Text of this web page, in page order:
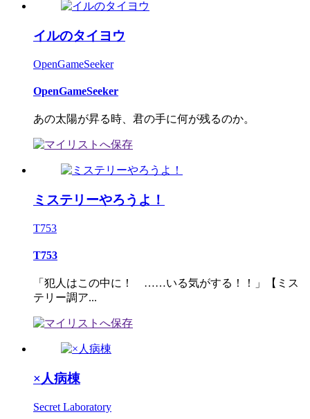
イルのタイヨウ
OpenGameSeeker
OpenGameSeeker
あの太陽が昇る時、君の手に何が残るのか。
ミステリーやろうよ！
T753
T753
「犯人はこの中に！ ……いる気がする！！」【ミス
テリー調ア...
×人病棟
Secret Laboratory